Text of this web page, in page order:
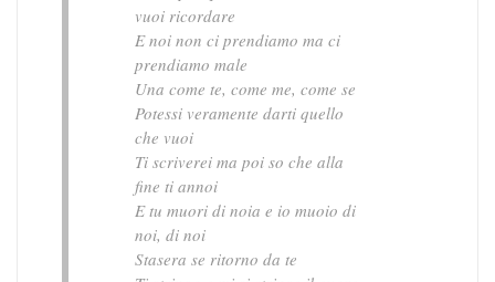
vuoi ricordare
E noi non ci prendiamo ma ci
prendiamo male
Una come te, come me, come se
Potessi veramente darti quello
che vuoi
Ti scriverei ma poi so che alla
fine ti annoi
E tu muori di noia e io muoio di
noi, di noi
Stasera se ritorno da te